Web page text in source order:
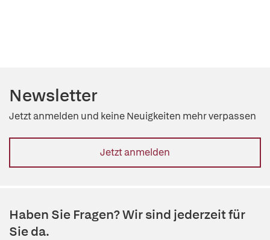
Newsletter
Jetzt anmelden und keine Neuigkeiten mehr verpassen
Jetzt anmelden
Haben Sie Fragen? Wir sind jederzeit für
Sie da.